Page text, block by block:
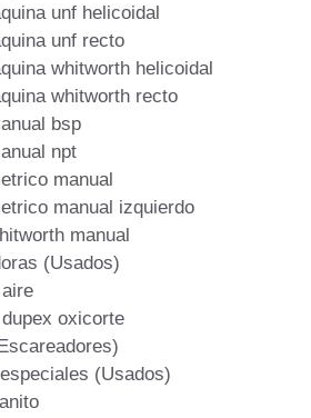
unf helicoidal
unf recto
whitworth helicoidal
whitworth recto
bsp
npt
manual
manual izquierdo
manual
(Usados)
oxicorte
(Usados)